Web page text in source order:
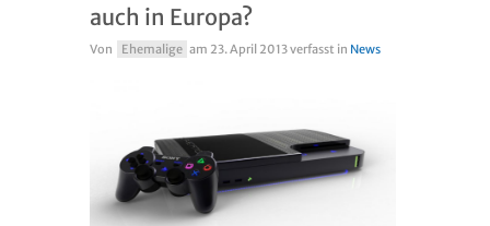
auch in Europa?
Von Ehemalige am 23. April 2013verfasst in News